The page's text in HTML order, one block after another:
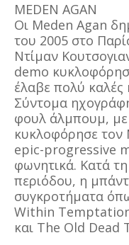
MEDEN AGAN
Οι Meden Agan
του 2005 στο
Ντίμαν
demo
έλαβε πολύ καλές
Σύντομα
φουλ άλμπουμ, με
κυκλοφόρησε τον
epic-progressive
φωνητικά. Κατά
περιόδου, η
συγκροτήματα
Within
και The Old Dead